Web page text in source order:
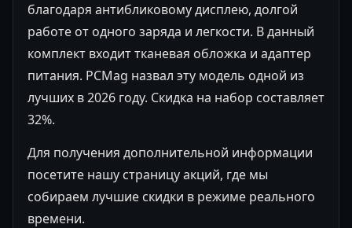
благодаря антибликовому дисплею, долгой
работе от одного заряда и легкости. В данный
комплект входит тканевая обложка и адаптер
питания. PCMag назвал эту модель одной из
лучших в 2026 году. Скидка на набор составляет
32%.
Для получения дополнительной информации
посетите нашу страницу акций, где мы
собираем лучшие скидки в режиме реального
времени.